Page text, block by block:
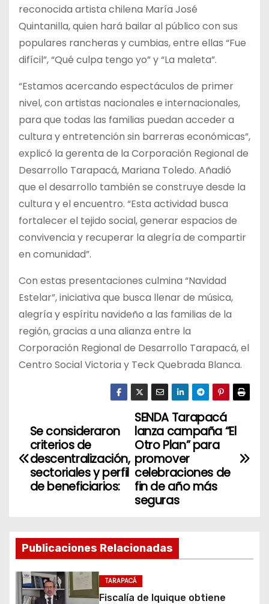
reconocida artista chilena María José
Quintanilla, quien hará bailar al público con sus
populares rancheras y cumbias, entre ellas “Fue
difícil”, “Qué culpa tengo yo” y “La maleta”.
“Estamos acercando espectáculos de primer
nivel, con artistas nacionales e internacionales,
para que todas las familias puedan acceder a
cultura y entretención sin barreras económicas”,
explicó la gerenta de la Corporación Regional de
Desarrollo Tarapacá, Mariana Toledo. Añadió
que el desarrollo también se construye desde la
cultura y el encuentro. “Esta actividad busca
fortalecer el tejido social, generar espacios de
convivencia y recuperar la alegría de compartir
en comunidad”.
Con estas presentaciones culmina “Navidad
Estelar”, iniciativa que busca llenar de música,
alegría y espíritu navideño a las familias de la
región, gracias a una alianza entre la
Corporación Regional de Desarrollo Tarapacá, el
Centro Social Victoria y Teck Quebrada Blanca.
N
a
c
i
SENDA Tarapacá
lanza campaña “El
Otro Plan” para
promover
celebraciones de
fin de año más
seguras
Se consideraron
criterios de
descentralización,
sectoriales y perfil
de beneficiarios:
Publicaciones Relacionadas
TARAPACÁ
Fiscalía de Iquique obtiene